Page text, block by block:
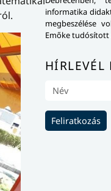
informatika
megbeszélése
Emőke tudósított
HÍRLEVÉL
Feliratkozás